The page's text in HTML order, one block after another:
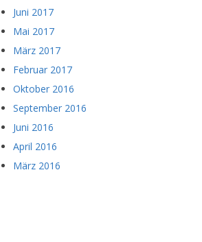
Juni 2017
Mai 2017
März 2017
Februar 2017
Oktober 2016
September 2016
Juni 2016
April 2016
März 2016